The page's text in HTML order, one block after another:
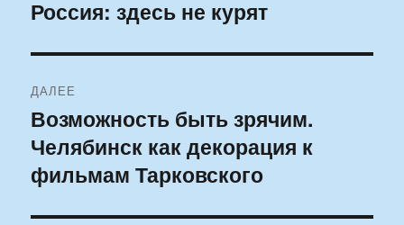
Предыдущая
Россия: здесь не курят
ДАЛЕЕ
Следующая
запись:
Возможность быть зрячим.
Челябинск как декорация к
фильмам Тарковского